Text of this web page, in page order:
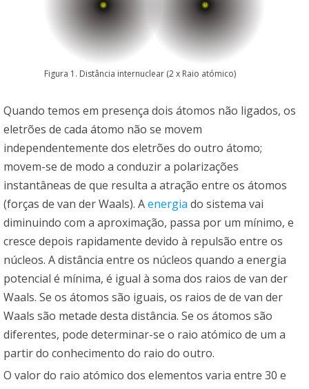
Figura 1. Distância internuclear (2 x Raio atómico)
Quando temos em presença dois átomos não ligados, os
eletrões de cada átomo não se movem
independentemente dos eletrões do outro átomo;
movem-se de modo a conduzir a polarizações
instantâneas de que resulta a atração entre os átomos
(forças de van der Waals). Aenergia do sistema vai
diminuindo com a aproximação, passa por um mínimo, e
cresce depois rapidamente devido à repulsão entre os
núcleos. A distância entre os núcleos quando a energia
potencial é mínima, é igual à soma dos raios de van der
Waals. Se os átomos são iguais, os raios de de van der
Waals são metade desta distância. Se os átomos são
diferentes, pode determinar-se o raio atómico de um a
partir do conhecimento do raio do outro.
O valor do raio atómico dos elementos varia entre 30 e